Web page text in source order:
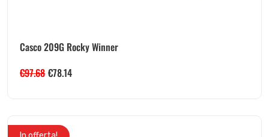
Casco 209G Rocky Winner
€97.68 €78.14